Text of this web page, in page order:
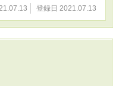
登録日 2021.07.13